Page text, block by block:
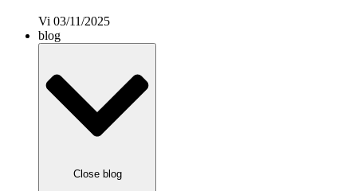
Vi 03/11/2025
blog
Close blog